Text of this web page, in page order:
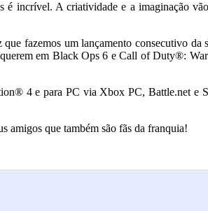
incrível. A criatividade e a imaginação
fazemos um lançamento consecutivo da
em Black Ops 6 e Call of Duty®:
4 e para PC via Xbox PC, Battle.net e
amigos que também são fãs da franquia!